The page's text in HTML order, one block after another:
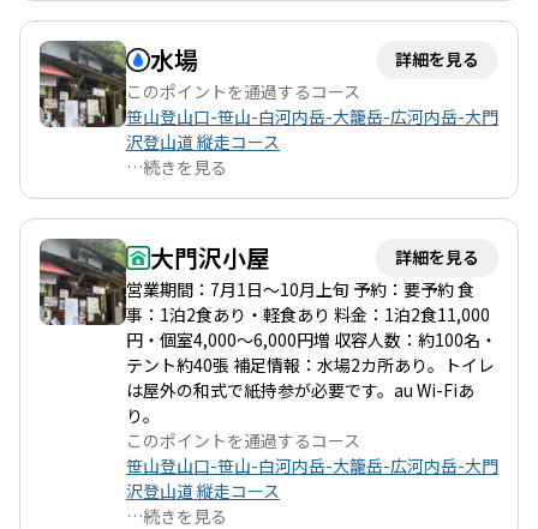
水場
詳細を見る
このポイントを通過するコース
笹山登山口-笹山-白河内岳-大籠岳-広河内岳-大門
沢登山道 縦走コース
…続きを見る
大門沢小屋
詳細を見る
営業期間：7月1日〜10月上旬 予約：要予約 食
事：1泊2食あり・軽食あり 料金：1泊2食11,000
円・個室4,000〜6,000円増 収容人数：約100名・
テント約40張 補足情報：水場2カ所あり。トイレ
は屋外の和式で紙持参が必要です。au Wi-Fiあ
り。
このポイントを通過するコース
笹山登山口-笹山-白河内岳-大籠岳-広河内岳-大門
沢登山道 縦走コース
…続きを見る